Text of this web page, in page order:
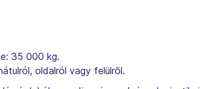
35 000 kg.
oldalról vagy felülről.